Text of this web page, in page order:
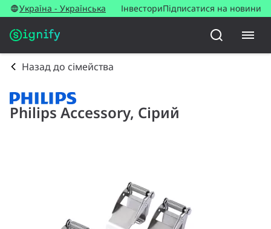
Україна - Українська ІнвесториПідписатися на новини
Назад до сімейства
Philips Accessory, Сірий